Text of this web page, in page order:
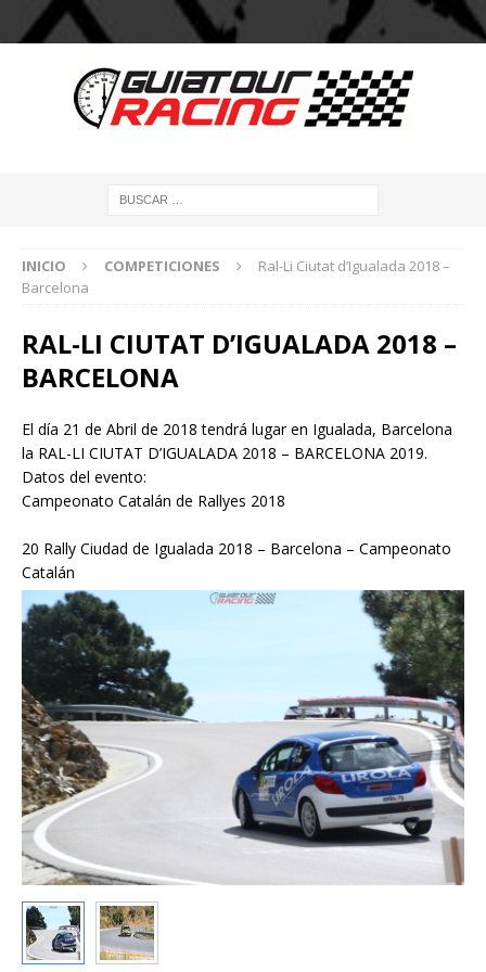
INICIO COMPETICIONES
Ral-Li Ciutat d’Igualada 2018 –
Barcelona
RAL-LI CIUTAT D’IGUALADA 2018 –
BARCELONA
El día 21 de Abril de 2018 tendrá lugar en Igualada, Barcelona
la RAL-LI CIUTAT D’IGUALADA 2018 – BARCELONA 2019.
Datos del evento:
Campeonato Catalán de Rallyes 2018
20 Rally Ciudad de Igualada 2018 – Barcelona – Campeonato
Catalán